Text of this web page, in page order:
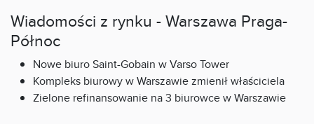
Wiadomości z rynku - Warszawa Praga-
Północ
Nowe biuro Saint-Gobain w Varso Tower
Kompleks biurowy w Warszawie zmienił właściciela
Zielone refinansowanie na 3 biurowce w Warszawie